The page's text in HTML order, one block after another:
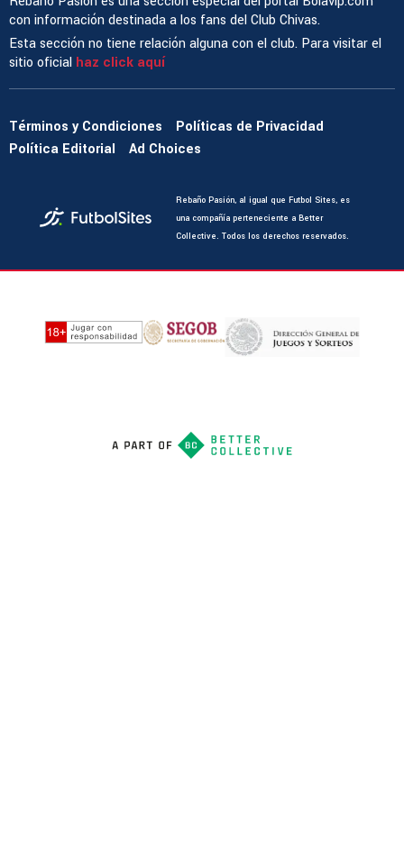
con información destinada a los fans del Club Chivas.
Esta sección no tiene relación alguna con el club. Para visitar el
sitio oficial haz click aquí
Términos y Condiciones
Políticas de Privacidad
Política Editorial
Ad Choices
Rebaño Pasión, al igual que Futbol Sites, es
una compañía perteneciente a Better
Collective. Todos los derechos reservados.